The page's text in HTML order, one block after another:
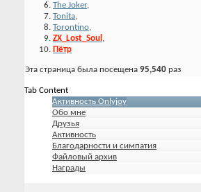
The Joker,
Tonita,
Torontino,
ZX_Lost_Soul ,
Пётр
Эта страница была посещена 95,540 раз
Tab Content
Активность Onlyjoy
Обо мне
Друзья
Активность
Благодарности и симпатия
Файловый архив
Награды